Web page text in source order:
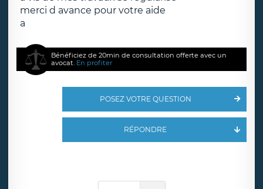
merci d avance pour votre aide
a
Bénéficiez de 20min de consultation offerte avec un
avocat. En profiter
POSEZ VOTRE QUESTION
RÉPONDRE